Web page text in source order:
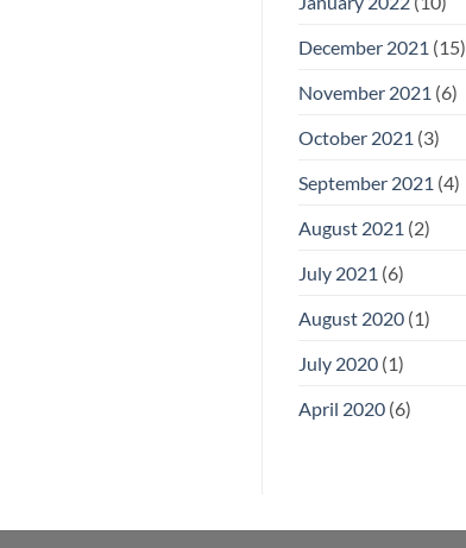
December 2021 (15)
November 2021 (6)
October 2021 (3)
September 2021 (4)
August 2021 (2)
July 2021 (6)
August 2020(1)
July 2020(1)
April 2020(6)